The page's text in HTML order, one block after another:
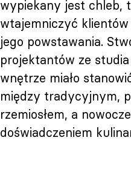
wypiekany jest chleb,
wtajemniczyć
jego powstawania.
projektantów ze
wnętrze miało
między tradycyjnym,
rzemiosłem, a
doświadczeniem